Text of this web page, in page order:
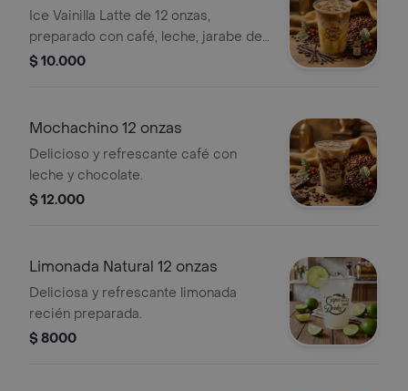
Ice Vainilla Latte de 12 onzas,
preparado con café, leche, jarabe de
vainilla y hielo.
$ 10.000
Mochachino 12 onzas
Delicioso y refrescante café con
leche y chocolate.
$ 12.000
Limonada Natural 12 onzas
Deliciosa y refrescante limonada
recién preparada.
$ 8000